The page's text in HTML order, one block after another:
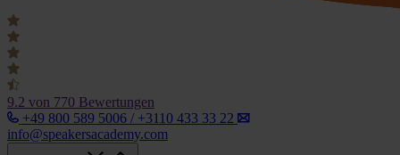
9.2 von 770 Bewertungen
+49 800 589 5006 / +3110 433 33 22
info@speakersacademy.com